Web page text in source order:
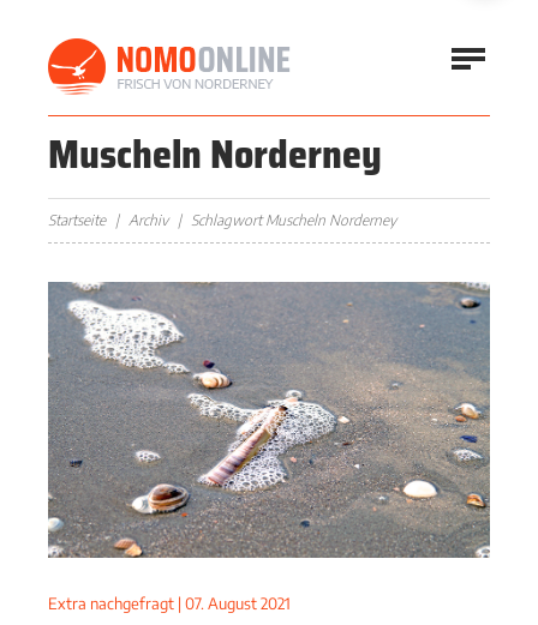
Muscheln Norderney
Startseite Archiv Schlagwort Muscheln Norderney
Extra nachgefragt | 07. August 2021